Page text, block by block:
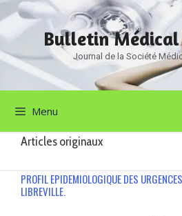
Aller
au
contenu
Bulletin
Journal de la Société
Menu
Articles originaux
PROFIL EPIDEMIOLOGIQUE DES
LIBREVILLE.